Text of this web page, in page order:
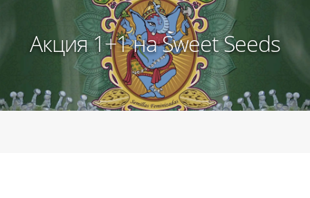
Акция 1+1 на Sweet Seeds